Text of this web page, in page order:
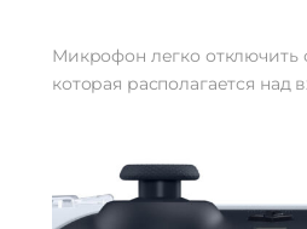
Микрофон легко
которая располагается над